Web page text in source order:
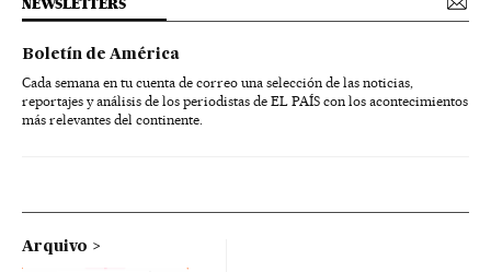
NEWSLETTERS
Boletín de América
Cada semana en tu cuenta de correo una selección de las noticias,
reportajes y análisis de los periodistas de EL PAÍS con los acontecimientos
más relevantes del continente.
Arquivo